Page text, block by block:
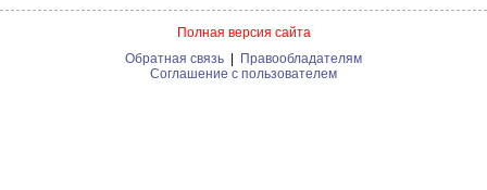
Полная версия сайта
Обратная связь
Правообладателям
Соглашение с пользователем